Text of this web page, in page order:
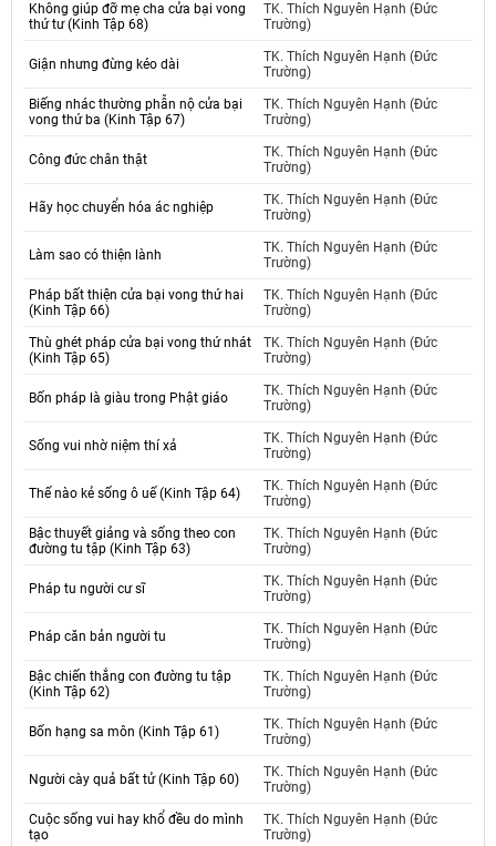
Không giúp đỡ mẹ cha cửa bại vong
thứ tư (Kinh Tập 68)
TK. Thích Nguyên Hạnh (Đức
Trường)
Giận nhưng đừng kéo dài
TK. Thích Nguyên Hạnh (Đức
Trường)
Biếng nhác thường phẫn nộ cửa bại
vong thứ ba (Kinh Tập 67)
TK. Thích Nguyên Hạnh (Đức
Trường)
Công đức chân thật
TK. Thích Nguyên Hạnh (Đức
Trường)
Hãy học chuyển hóa ác nghiệp
TK. Thích Nguyên Hạnh (Đức
Trường)
Làm sao có thiện lành
TK. Thích Nguyên Hạnh (Đức
Trường)
Pháp bất thiện cửa bại vong thứ hai
(Kinh Tập 66)
TK. Thích Nguyên Hạnh (Đức
Trường)
Thù ghét pháp cửa bại vong thứ nhát
(Kinh Tập 65)
TK. Thích Nguyên Hạnh (Đức
Trường)
Bốn pháp là giàu trong Phật giáo
TK. Thích Nguyên Hạnh (Đức
Trường)
Sống vui nhờ niệm thí xả
TK. Thích Nguyên Hạnh (Đức
Trường)
Thế nào kẻ sống ô uế (Kinh Tập 64)
TK. Thích Nguyên Hạnh (Đức
Trường)
Bậc thuyết giảng và sống theo con
đường tu tập (Kinh Tập 63)
TK. Thích Nguyên Hạnh (Đức
Trường)
Pháp tu người cư sĩ
TK. Thích Nguyên Hạnh (Đức
Trường)
Pháp căn bản người tu
TK. Thích Nguyên Hạnh (Đức
Trường)
Bậc chiến thắng con đường tu tập
(Kinh Tập 62)
TK. Thích Nguyên Hạnh (Đức
Trường)
Bốn hạng sa môn (Kinh Tập 61)
TK. Thích Nguyên Hạnh (Đức
Trường)
Người cày quả bất tử (Kinh Tập 60)
TK. Thích Nguyên Hạnh (Đức
Trường)
Cuộc sống vui hay khổ đều do mình
tạo
TK. Thích Nguyên Hạnh (Đức
Trường)